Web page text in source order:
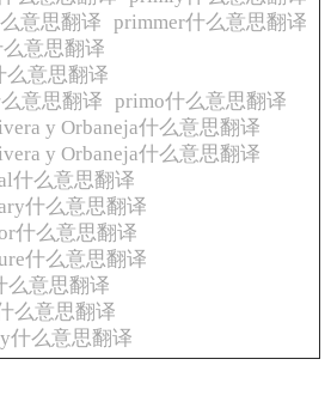
意思翻译 primmer什么意思翻译
意思翻译
么意思翻译
意思翻译 primo什么意思翻译
y Orbaneja什么意思翻译
y Orbaneja什么意思翻译
什么意思翻译
什么意思翻译
什么意思翻译
什么意思翻译
么意思翻译
么意思翻译
什么意思翻译